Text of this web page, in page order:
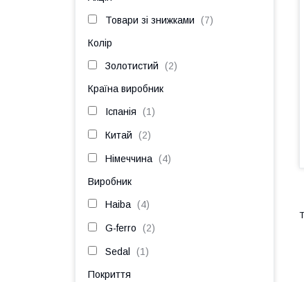
Товари зі знижками 7
Колір
Золотистий 2
Країна виробник
Іспанія 1
Китай 2
Німеччина 4
Виробник
Haiba 4
G-ferro 2
Sedal 1
Покриття